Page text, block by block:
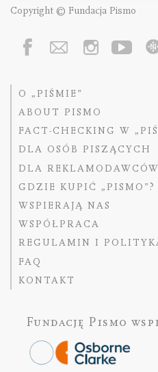
Copyright © Fundacja Pismo
O „PIŚMIE”
ABOUT PISMO
FACT-CHECKING W
DLA OSÓB PISZĄCYCH
DLA REKLAMODAWCÓW
GDZIE KUPIĆ „PISMO”?
WSPIERAJĄ NAS
WSPÓŁPRACA
REGULAMIN I
FAQ
KONTAKT
Fundację Pismo